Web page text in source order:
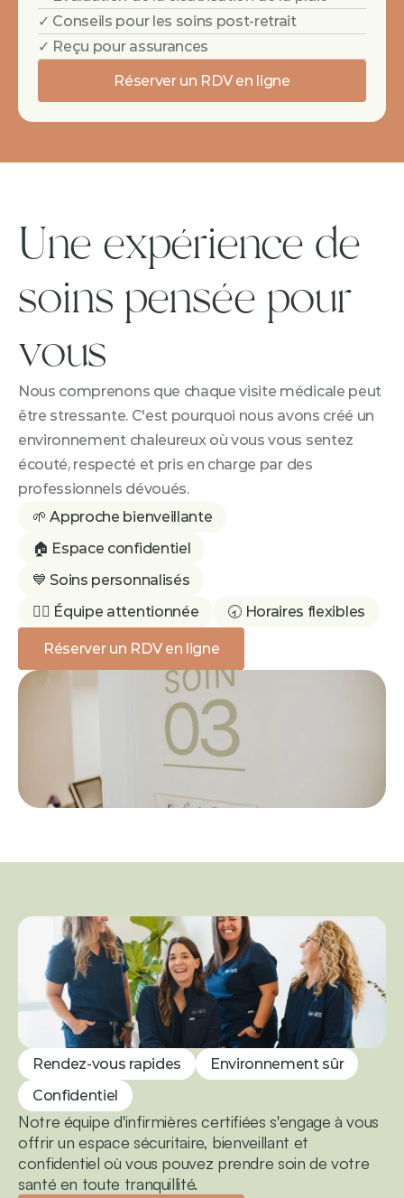
✓ Conseils pour les soins post-retrait
✓ Reçu pour assurances
Réserver un RDV en ligne
Une expérience de
soins pensée pour
vous
Nous comprenons que chaque visite médicale peut
être stressante. C'est pourquoi nous avons créé un
environnement chaleureux où vous vous sentez
écouté, respecté et pris en charge par des
professionnels dévoués.
🌱 Approche bienveillante
🏠 Espace confidentiel
💙 Soins personnalisés
👩‍⚕️ Équipe attentionnée
🕣 Horaires flexibles
Réserver un RDV en ligne
Rendez-vous rapides
Environnement sûr
Confidentiel
Notre équipe d'infirmières certifiées s'engage à vous
offrir un espace sécuritaire, bienveillant et
confidentiel où vous pouvez prendre soin de votre
santé en toute tranquillité.